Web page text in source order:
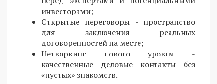
инвесторами;
Открытые переговоры - пространство
для заключения реальных
договоренностей на месте;
Нетворкинг нового уровня -
качественные деловые контакты без
«пустых» знакомств.